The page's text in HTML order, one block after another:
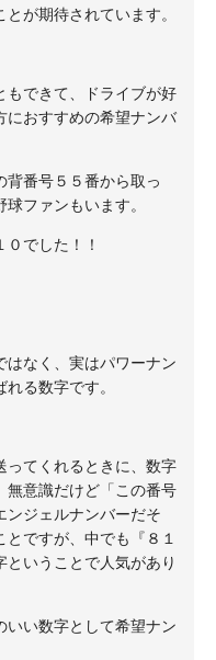
が期待されています。
もできて、ドライブが好
におすすめの希望ナンバ
背番号５５番から取っ
ファンもいます。
でした！！
はなく、実はパワーナン
る数字です。
ってくれるときに、数字
無意識だけど「この番号
ンジェルナンバーだそ
ですが、中でも『８１
ということで人気があり
いい数字として希望ナン